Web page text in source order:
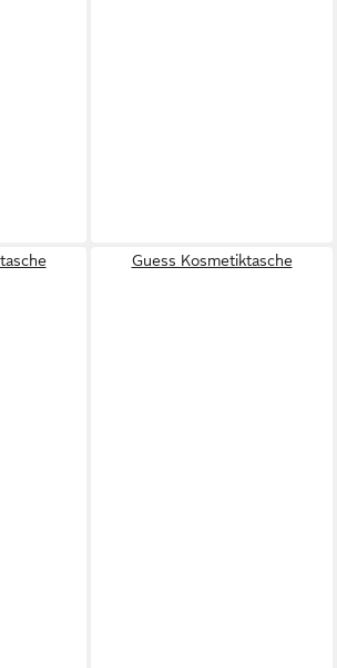
Guess Kosmetiktasche